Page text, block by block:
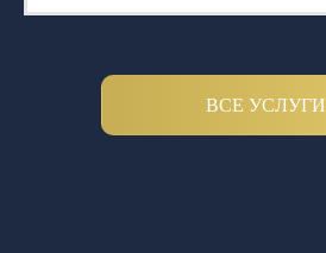
ВСЕ УСЛУГИ